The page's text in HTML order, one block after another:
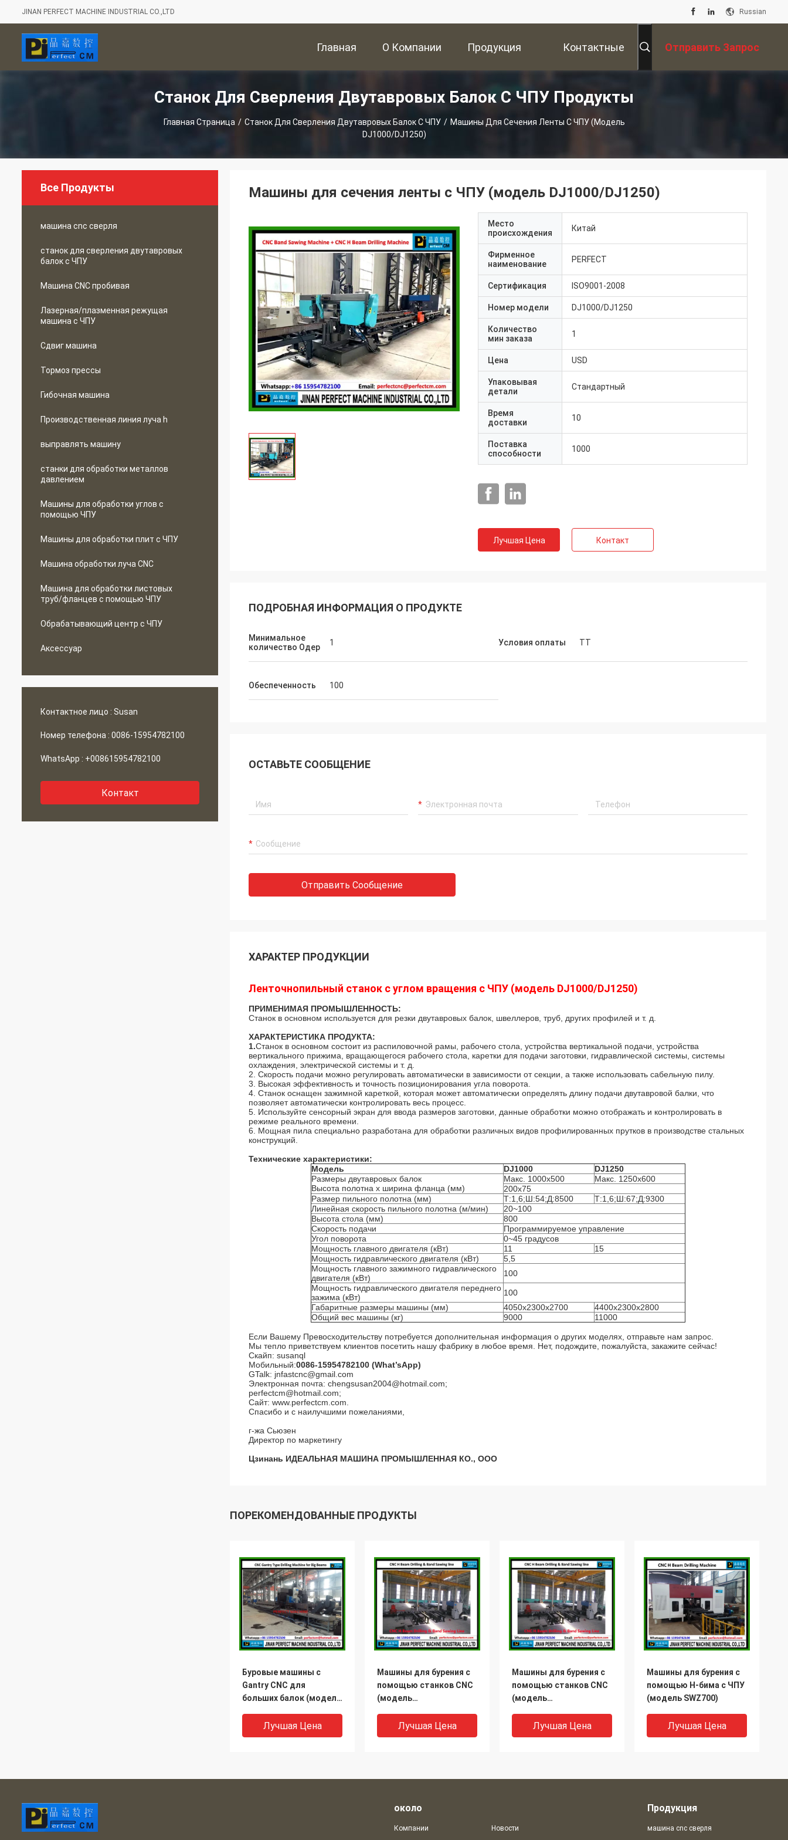
JINAN PERFECT MACHINE INDUSTRIAL CO.,LTD Russian
Главная
Страница
О Компании Продукция Контактные
Данные
Отправить Запрос
Станок Для Сверления Двутавровых Балок С ЧПУ Продукты
Главная Страница / Станок Для Сверления Двутавровых Балок С ЧПУ / Машины Для Сечения Ленты С ЧПУ (модель
DJ1000/DJ1250)
Все Продукты
машина cnc сверля
станок для сверления двутавровых
балок с ЧПУ
Машина CNC пробивая
Лазерная/плазменная режущая
машина с ЧПУ
Сдвиг машина
Тормоз прессы
Гибочная машина
Производственная линия луча h
выправлять машину
станки для обработки металлов
давлением
Машины для обработки углов с
помощью ЧПУ
Машины для обработки плит с ЧПУ
Машина обработки луча CNC
Машина для обработки листовых
труб/фланцев с помощью ЧПУ
Обрабатывающий центр с ЧПУ
Аксессуар
Контактное лицо : Susan
Номер телефона : 0086-15954782100
WhatsApp : +008615954782100
Контакт
Машины для сечения ленты с ЧПУ (модель DJ1000/DJ1250)
Место
происхождения
Китай
Фирменное
наименование
PERFECT
Сертификация ISO9001-2008
Номер модели DJ1000/DJ1250
Количество
мин заказа
1
Цена USD
Упаковывая
детали
Стандартный
Время
доставки
10
Поставка
способности
1000
Лучшая Цена Контакт
ПОДРОБНАЯ ИНФОРМАЦИЯ О ПРОДУКТЕ
Минимальное
количество Одер
1 Условия оплаты ТТ
Обеспеченность 100
ОСТАВЬТЕ СООБЩЕНИЕ
Отправить Сообщение
ХАРАКТЕР ПРОДУКЦИИ
Ленточнопильный станок с углом вращения с ЧПУ (модель DJ1000/DJ1250)
ПРИМЕНИМАЯ ПРОМЫШЛЕННОСТЬ:
Станок в основном используется для резки двутавровых балок, швеллеров, труб, других профилей и т. д.
ХАРАКТЕРИСТИКА ПРОДУКТА:
1.Станок в основном состоит из распиловочной рамы, рабочего стола, устройства вертикальной подачи, устройства
вертикального прижима, вращающегося рабочего стола, каретки для подачи заготовки, гидравлической системы, системы
охлаждения, электрической системы и т. д.
2. Скорость подачи можно регулировать автоматически в зависимости от секции, а также использовать сабельную пилу.
3. Высокая эффективность и точность позиционирования угла поворота.
4. Станок оснащен зажимной кареткой, которая может автоматически определять длину подачи двутавровой балки, что
позволяет автоматически контролировать весь процесс.
5. Используйте сенсорный экран для ввода размеров заготовки, данные обработки можно отображать и контролировать в
режиме реального времени.
6. Мощная пила специально разработана для обработки различных видов профилированных прутков в производстве стальных
конструкций.
Технические характеристики:
Модель
DJ1000
DJ1250
Размеры двутавровых балок
Высота полотна x ширина фланца (мм)
Макс. 1000x500
Макс. 1250x600
200х75
Размер пильного полотна (мм)
Т:1,6;Ш:54;Д:8500
Т:1,6;Ш:67;Д:9300
Линейная скорость пильного полотна (м/мин)
20~100
Высота стола (мм)
800
Скорость подачи
Программируемое управление
Угол поворота
0~45 градусов
Мощность главного двигателя (кВт)
11
15
Мощность гидравлического двигателя (кВт)
5,5
Мощность главного зажимного гидравлического
двигателя (кВт)
100
Мощность гидравлического двигателя переднего
зажима (кВт)
100
Габаритные размеры машины (мм)
4050x2300x2700
4400x2300x2800
Общий вес машины (кг)
9000 11000
Если Вашему Превосходительству потребуется дополнительная информация о других моделях, отправьте нам запрос.
Мы тепло приветствуем клиентов посетить нашу фабрику в любое время. Нет, подождите, пожалуйста, закажите сейчас!
Скайп: susanql
Мобильный:0086-15954782100 (What’sApp)
GTalk: jnfastcnc@gmail.com
Электронная почта: chengsusan2004@hotmail.com;
perfectcm@hotmail.com;
Сайт: www.perfectcm.com.
Спасибо и с наилучшими пожеланиями,
г-жа Сьюзен
Директор по маркетингу
Цзинань ИДЕАЛЬНАЯ МАШИНА ПРОМЫШЛЕННАЯ КО., ООО
ПОРЕКОМЕНДОВАННЫЕ ПРОДУКТЫ
Буровые машины с
Gantry CNC для
больших балок (модель
Лучшая Цена
Машины для бурения с
помощью станков CNC
(модель
Лучшая Цена
Машины для бурения с
помощью станков CNC
(модель
Лучшая Цена
Машины для бурения с
помощью H-бима с ЧПУ
(модель SWZ700)
Лучшая Цена
около
Компании Новости
Продукция
машина cnc сверля